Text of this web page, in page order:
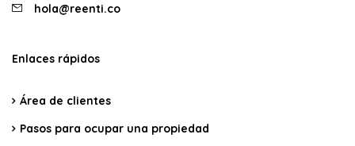
hola@reenti.co
Enlaces rápidos
Área de clientes
Pasos para ocupar una propiedad